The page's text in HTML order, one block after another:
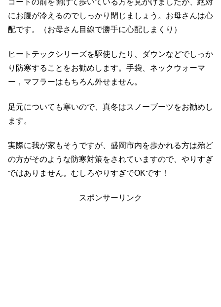
にお腹が冷えるのでしっかり閉じましょう。お母さんは心
配です。（お母さん目線で勝手に心配しまくり）
ヒートテックシリーズを駆使したり、ダウンなどでしっか
り防寒することをお勧めします。手袋、ネックウォーマ
ー，マフラーはもちろん外せません。
足元についても寒いので、真冬はスノーブーツをお勧めし
ます。
実際に我が家もそうですが、盛岡市内を歩かれる方は殆ど
の方がそのような防寒対策をされていますので、やりすぎ
ではありません。むしろやりすぎでOKです！
スポンサーリンク